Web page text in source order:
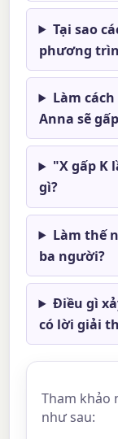
Tại sao
phương
Làm
Anna sẽ
"X gấp K
gì?
Làm thế
ba người?
Điều gì
có lời giải
Tham khảo
như sau: